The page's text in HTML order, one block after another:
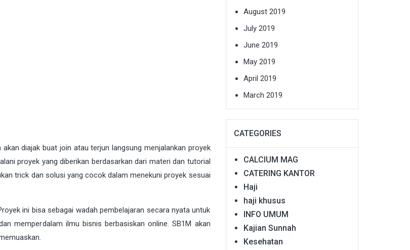
diajak buat join atau terjun langsung menjalankan proyek
proyek yang diberikan berdasarkan dari materi dan tutorial
trick dan solusi yang cocok dalam menekuni proyek sesuai
ini bisa sebagai wadah pembelajaran secara nyata untuk
memperdalam ilmu bisnis berbasiskan online. SB1M akan
August 2019
July 2019
June 2019
May 2019
April 2019
March 2019
CATEGORIES
CALCIUM MAG
CATERING KANTOR
Haji
haji khusus
INFO UMUM
Kajian Sunnah
Kesehatan